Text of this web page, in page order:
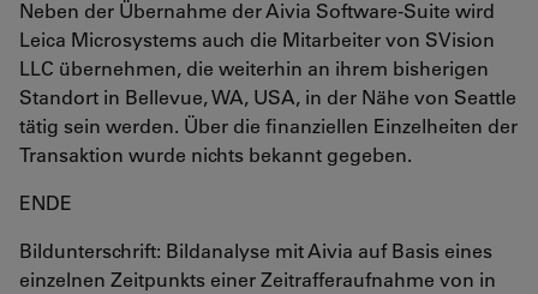
Neben der Übernahme der Aivia Software-Suite wird
Leica Microsystems auch die Mitarbeiter von SVision
LLC übernehmen, die weiterhin an ihrem bisherigen
Standort in Bellevue, WA, USA, in der Nähe von Seattle
tätig sein werden. Über die finanziellen Einzelheiten der
Transaktion wurde nichts bekannt gegeben.
ENDE
Bildunterschrift: Bildanalyse mit Aivia auf Basis eines
einzelnen Zeitpunkts einer Zeitrafferaufnahme von in